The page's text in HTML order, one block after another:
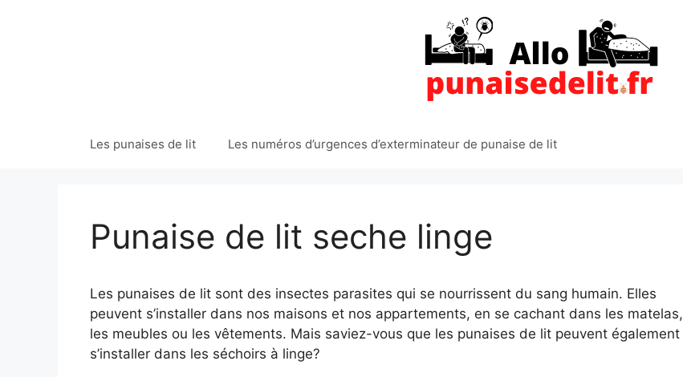
Les punaises de lit Les numéros d’urgences d’exterminateur de punaise de lit
Punaise de lit seche linge
Les punaises de lit sont des insectes parasites qui se nourrissent du sang humain. Elles
peuvent s’installer dans nos maisons et nos appartements, en se cachant dans les matelas,
les meubles ou les vêtements. Mais saviez-vous que les punaises de lit peuvent également
s’installer dans les séchoirs à linge?